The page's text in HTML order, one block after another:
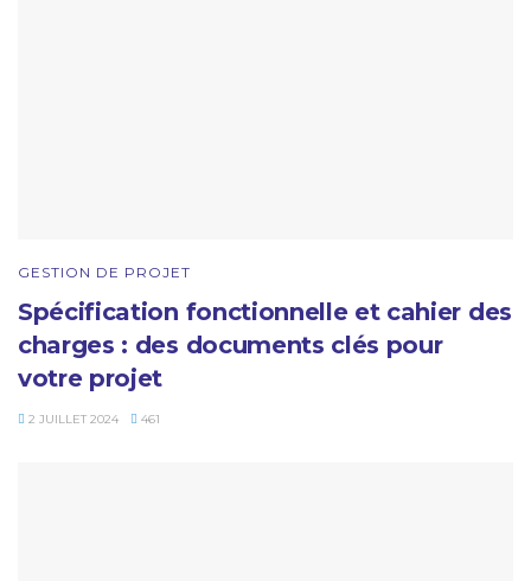
GESTION DE PROJET
Spécification fonctionnelle et cahier des
charges : des documents clés pour
votre projet
2 JUILLET 2024 461